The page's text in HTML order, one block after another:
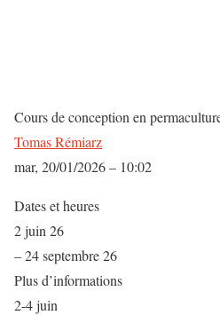
Cours de conception en
Tomas Rémiarz
mar, 20/01/2026 – 10:02
Dates et heures
2 juin 26
–24 septembre 26
Plus d’informations
2-4 juin